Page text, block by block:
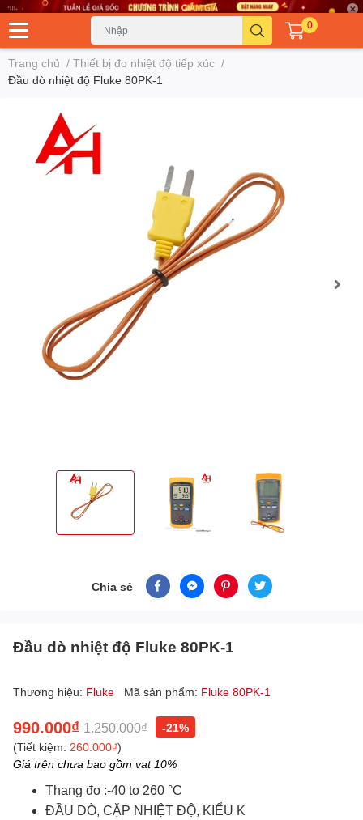
0
Trang chủ / Thiết bị đo nhiệt độ tiếp xúc /
Đầu dò nhiệt độ Fluke 80PK-1
Chia sẻ
Đầu dò nhiệt độ Fluke 80PK-1
Thương hiệu: Fluke Mã sản phẩm: Fluke 80PK-1
990.000₫ 1.250.000₫
-21%
(Tiết kiệm: 260.000₫)
Giá trên chưa bao gồm vat 10%
Thang đo :-40 to 260 °C
ĐẦU DÒ, CẶP NHIỆT ĐỘ, KIỂU K